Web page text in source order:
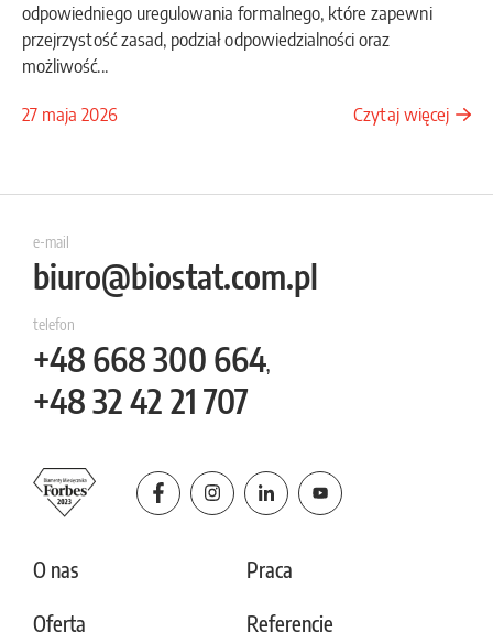
odpowiedniego uregulowania formalnego, które zapewni
przejrzystość zasad, podział odpowiedzialności oraz
możliwość...
27 maja 2026 Czytaj więcej
e-mail
biuro@biostat.com.pl
telefon
+48 668 300 664,
+4832 42 21 707
O nas
Oferta
Praca
Referencje